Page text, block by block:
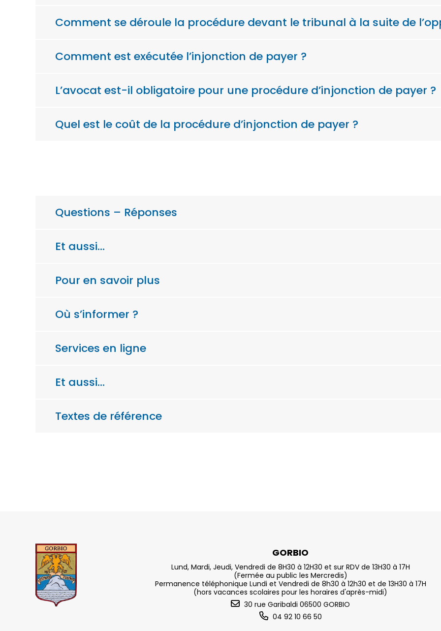
Comment se déroule la procédure devant le tribunal à la suite de
Comment est exécutée l’injonction de payer ?
L’avocat est-il obligatoire pour une procédure d’injonction de payer ?
Quel est le coût de la procédure d’injonction de payer ?
Questions – Réponses
Et aussi…
Pour en savoir plus
Où s’informer ?
Services en ligne
Et aussi…
Textes de référence
GORBIO
Lund, Mardi, Jeudi, Vendredi de 8H30 à 12H30 et sur RDV de 13H30 à 17H
(Fermée au public les Mercredis)
Permanence téléphonique Lundi et Vendredi de 8h30 à 12h30 et de 13H30 à 17H
(hors vacances scolaires pour les horaires d'après-midi)
30 rue Garibaldi 06500 GORBIO
04 92 10 66 50